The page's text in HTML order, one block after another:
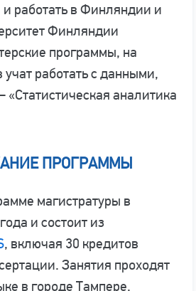
работать в Финляндии и
Финляндии
программы, на
учат работать с данными,
аналитика
ПРОГРАММЫ
магистратуры в
и состоит из
, включая 30 кредитов
Занятия проходят
в городе Тампере,